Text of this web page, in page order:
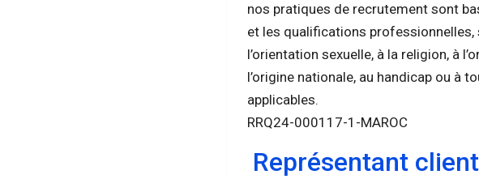
nos pratiques de recrutement sont
et les qualifications professionnelles,
l’orientation sexuelle, à la religion, à
l’origine nationale, au handicap ou à
applicables.
RRQ24-000117-1-MAROC
Représentant